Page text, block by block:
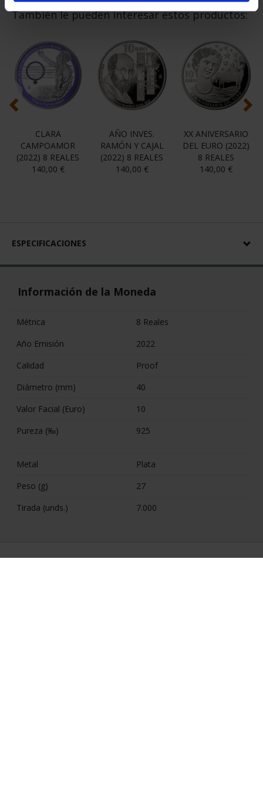
También le pueden interesar estos productos:
CLARA
CAMPOAMOR
(2022) 8 REALES
140,00 €
AÑO INVES.
RAMÓN Y CAJAL
(2022) 8 REALES
140,00 €
XX ANIVERSARIO
DEL EURO (2022)
8 REALES
140,00 €
ESPECIFICACIONES
Información de la Moneda
Métrica
8 Reales
Año Emisión
2022
Calidad
Proof
Diámetro (mm)
40
Valor Facial (Euro)
10
Pureza (‰)
925
Metal
Plata
Peso (g)
27
Tirada (unds.)
7.000